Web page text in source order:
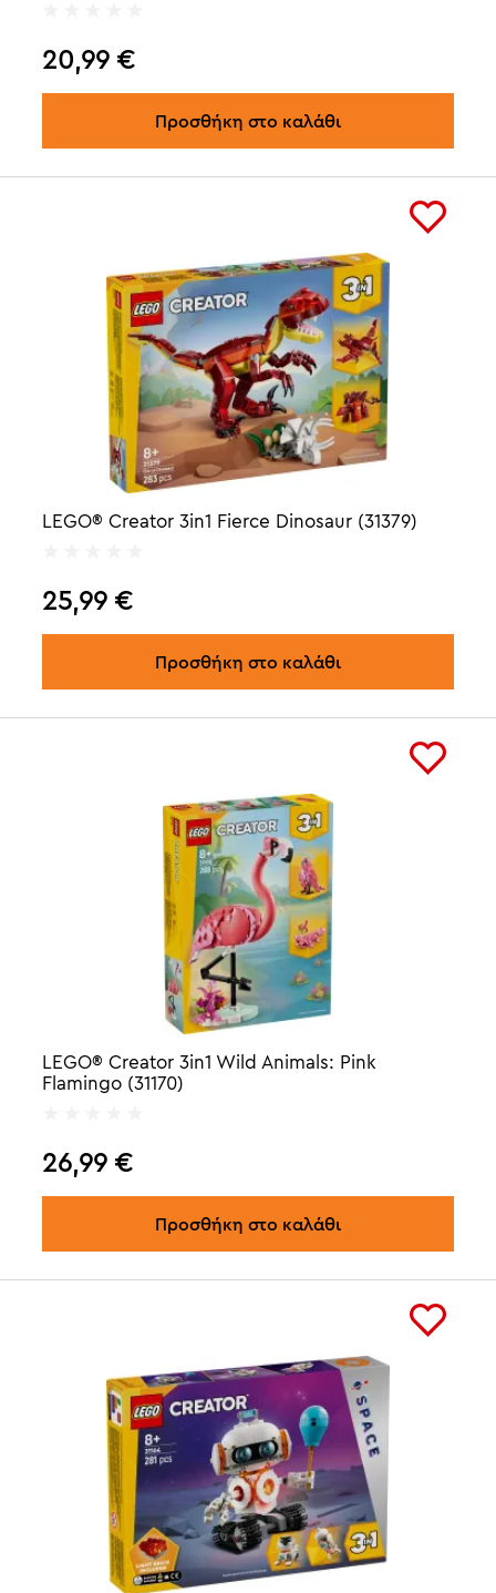
20,99 €
Προσθήκη στο καλάθι
LEGO® Creator 3in1 Fierce Dinosaur (31379)
25,99 €
Προσθήκη στο καλάθι
LEGO® Creator 3in1 Wild Animals: Pink
Flamingo (31170)
26,99 €
Προσθήκη στο καλάθι